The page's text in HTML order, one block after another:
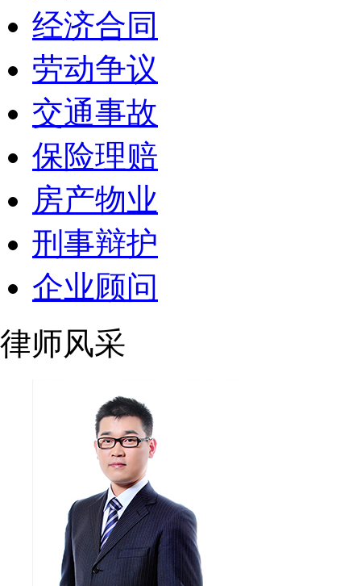
经济合同
劳动争议
交通事故
保险理赔
房产物业
刑事辩护
企业顾问
律师风采